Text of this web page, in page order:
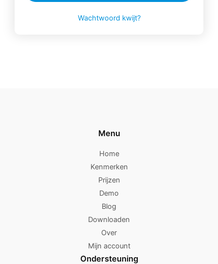
Wachtwoord kwijt?
Menu
Home
Kenmerken
Prijzen
Demo
Blog
Downloaden
Over
Mijn account
Ondersteuning